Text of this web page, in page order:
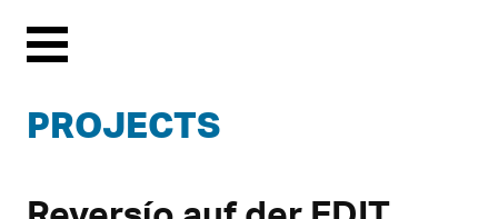
Menu
PROJECTS